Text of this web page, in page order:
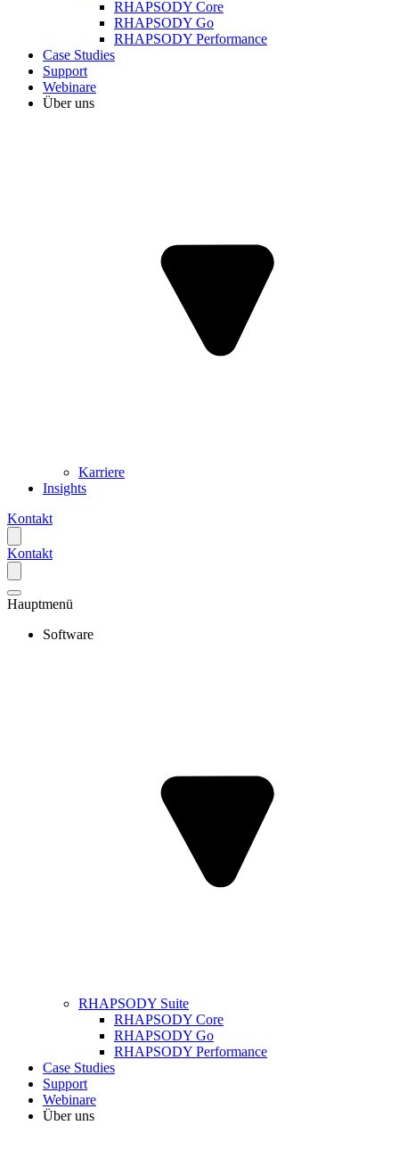
RHAPSODY Core
RHAPSODY Go
RHAPSODY Performance
Case Studies
Support
Webinare
Über uns
Karriere
Insights
Kontakt
Kontakt
Hauptmenü
Software
RHAPSODY Suite
RHAPSODY Core
RHAPSODY Go
RHAPSODY Performance
Case Studies
Support
Webinare
Über uns